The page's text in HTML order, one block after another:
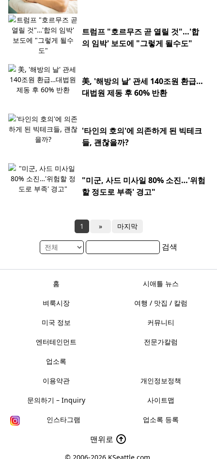
트럼프 "호르무즈 곧 열릴 것"…'합
의 임박' 보도에 "그렇게 될수도"
美, '해방의 날' 관세 140조원 환급…
대법원 제동 후 60% 반환
'타인의 호의'에 의존하게 된 빅테크
들, 괜찮을까?
"미군, 사드 미사일 80% 소진…'위험
할 정도로 부족' 경고"
1 » 마지막
검색
홈 시애틀 뉴스
벼룩시장 여행 / 맛집 / 칼럼
미국 정보 커뮤니티
엔터테인먼트 전문가칼럼
업소록
이용약관 개인정보정책
문의하기 – Inquiry 사이트맵
인스타그램 업소록 등록
맨위로